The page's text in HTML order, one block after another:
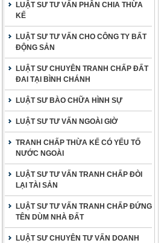
LUẬT SƯ TƯ VẤN PHÂN CHIA THỪA
KẾ
LUẬT SƯ TƯ VẤN CHO CÔNG TY BẤT
ĐỘNG SẢN
LUẬT SƯ CHUYÊN TRANH CHẤP ĐẤT
ĐAI TẠI BÌNH CHÁNH
LUẬT SƯ BÀO CHỮA HÌNH SỰ
LUẬT SƯ TƯ VẤN NGOÀI GIỜ
TRANH CHẤP THỪA KẾ CÓ YẾU TỐ
NƯỚC NGOÀI
LUẬT SƯ TƯ VẤN TRANH CHẤP ĐÒI
LẠI TÀI SẢN
LUẬT SƯ TƯ VẤN TRANH CHẤP ĐỨNG
TÊN DÙM NHÀ ĐẤT
LUẬT SƯ CHUYÊN TƯ VẤN DOANH